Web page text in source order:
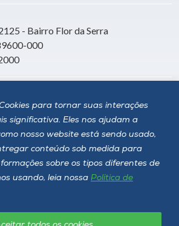
para tornar suas interações
significativa. Eles nos ajudam a
nosso website está sendo usado,
conteúdo sob medida para
sobre os tipos diferentes de
usando, leia nossa Política de
- Bairro Flor da Serra
000